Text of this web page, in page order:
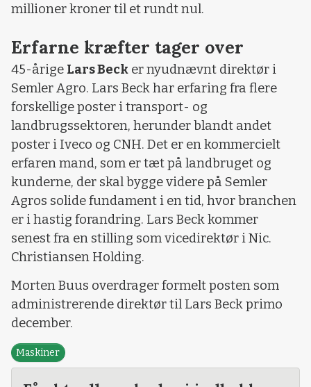
millioner kroner til et rundt nul.
Erfarne kræfter tager over
45-årige Lars Beck er nyudnævnt direktør i
Semler Agro. Lars Beck har erfaring fra flere
forskellige poster i transport- og
landbrugssektoren, herunder blandt andet
poster i Iveco og CNH. Det er en kommercielt
erfaren mand, som er tæt på landbruget og
kunderne, der skal bygge videre på Semler
Agros solide fundament i en tid, hvor branchen
er i hastig forandring. Lars Beck kommer
senest fra en stilling som vicedirektør i Nic.
Christiansen Holding.
Morten Buus overdrager formelt posten som
administrerende direktør til Lars Beck primo
december.
Maskiner